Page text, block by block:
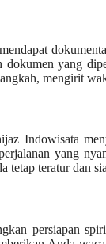
yang
mengirit
Indowisata
yang
tetap teratur dan
persiapan